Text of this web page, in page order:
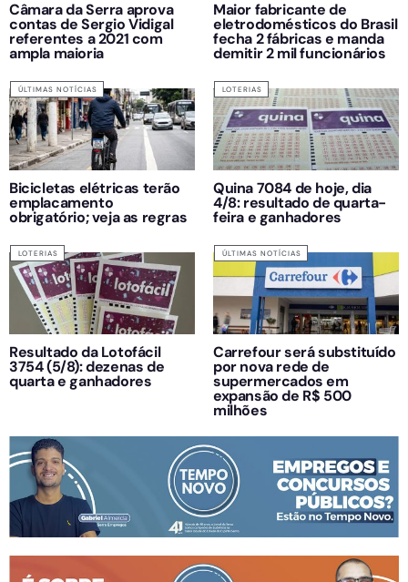
Câmara da Serra aprova
contas de Sergio Vidigal
referentes a 2021 com
ampla maioria
Maior fabricante de
eletrodomésticos do Brasil
fecha 2 fábricas e manda
demitir 2 mil funcionários
ÚLTIMAS NOTÍCIAS
Bicicletas elétricas terão
emplacamento
obrigatório; veja as regras
LOTERIAS
Quina 7084 de hoje, dia
4/8: resultado de quarta-
feira e ganhadores
LOTERIAS
Resultado da Lotofácil
3754 (5/8): dezenas de
quarta e ganhadores
ÚLTIMAS NOTÍCIAS
Carrefour será substituído
por nova rede de
supermercados em
expansão de R$ 500
milhões